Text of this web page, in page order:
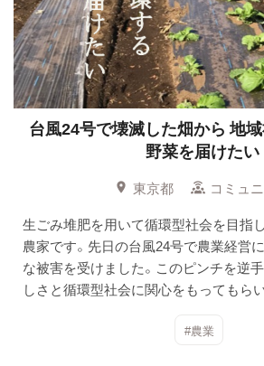
台風24号で壊滅した畑から地
野菜を届けたい
東京都
コミュ
生ごみ堆肥を用いて循環型社会を目指
農家です。先日の台風24号で農業経営
な被害を受けました。このピンチを逆
しさと循環型社会に関心をもってもら
#農業